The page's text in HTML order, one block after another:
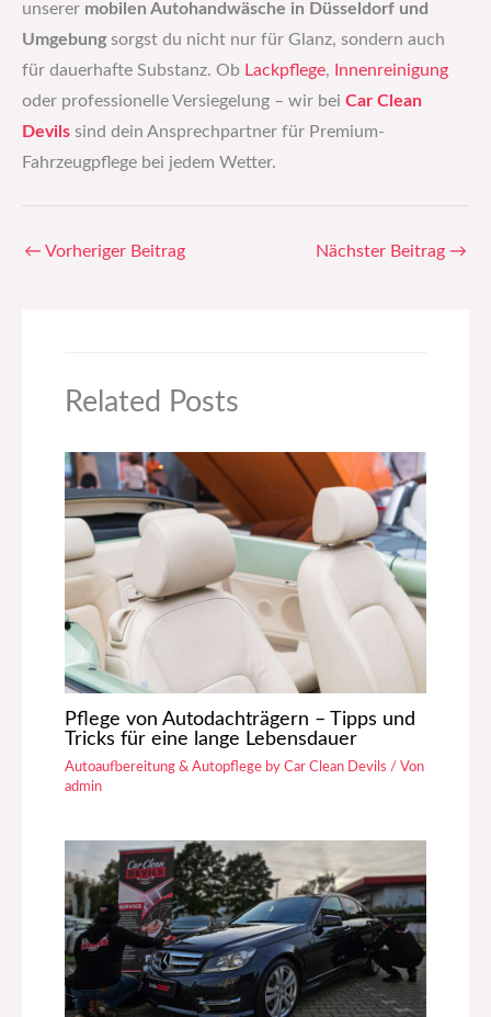
unserer mobilen Autohandwäsche in Düsseldorf und
Umgebung sorgst du nicht nur für Glanz, sondern auch
für dauerhafte Substanz. Ob Lackpflege,
Innenreinigung
oder professionelle Versiegelung – wir bei Car Clean
Devils sind dein Ansprechpartner für Premium-
Fahrzeugpflege bei jedem Wetter.
← Vorheriger Beitrag Nächster Beitrag →
Related Posts
Pflege von Autodachträgern – Tipps und
Tricks für eine lange Lebensdauer
Autoaufbereitung & Autopflege by Car Clean Devils / Von
admin